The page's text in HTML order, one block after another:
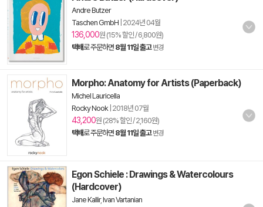
Andre Butzer
Taschen GmbH 2024년 04월
136,000원 (15% 할인 / 6,800원)
택배로 주문하면 8월 11일 출고 변경
Morpho: Anatomy for Artists (Paperback)
Michel Lauricella
Rocky Nook| 2018년 07월
43,200원 (28% 할인 / 2,160원)
택배로 주문하면 8월 11일 출고 변경
Egon Schiele : Drawings & Watercolours
(Hardcover)
Jane Kallir,Ivan Vartanian